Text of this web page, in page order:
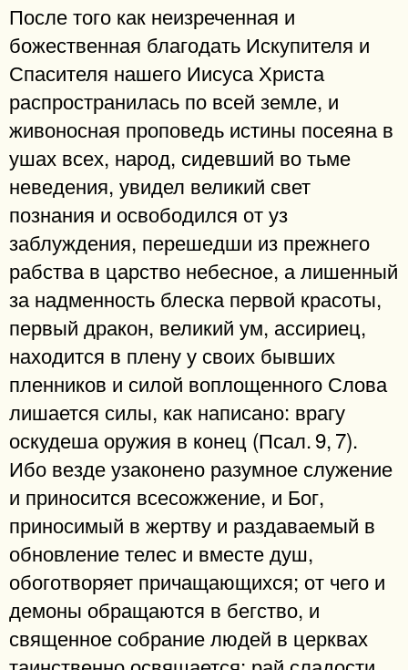
После того как неизреченная и
божественная благодать Искупителя и
Спасителя нашего Иисуса Христа
распространилась по всей земле, и
живоносная проповедь истины посеяна в
ушах всех, народ, сидевший во тьме
неведения, увидел великий свет
познания и освободился от уз
заблуждения, перешедши из прежнего
рабства в царство небесное, а лишенный
за надменность блеска первой красоты,
первый дракон, великий ум, ассириец,
находится в плену у своих бывших
пленников и силой воплощенного Слова
лишается силы, как написано: врагу
оскудеша оружия в конец (Псал. 9, 7).
Ибо везде узаконено разумное служение
и приносится всесожжение, и Бог,
приносимый в жертву и раздаваемый в
обновление телес и вместе душ,
обоготворяет причащающихся; от чего и
демоны обращаются в бегство, и
священное собрание людей в церквах